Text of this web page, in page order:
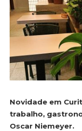
Novidade em
trabalho,
Oscar Niemeyer.